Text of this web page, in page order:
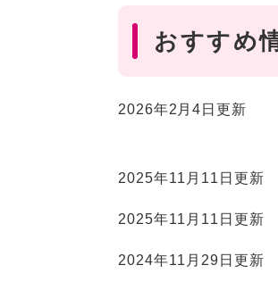
おすすめ
2026年2月4日更新
2025年11月11日更新
2025年11月11日更新
2024年11月29日更新